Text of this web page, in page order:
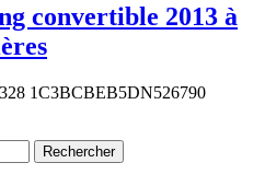
convertible 2013 à
1C3BCBEB5DN526790